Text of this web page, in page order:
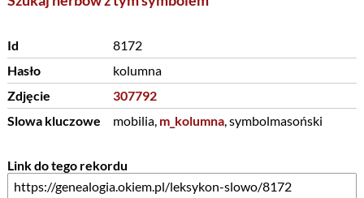
Id
8172
Hasło
kolumna
Zdjęcie
307792
Slowa kluczowe
mobilia, m_kolumna, symbolmasoński
Link do tego rekordu